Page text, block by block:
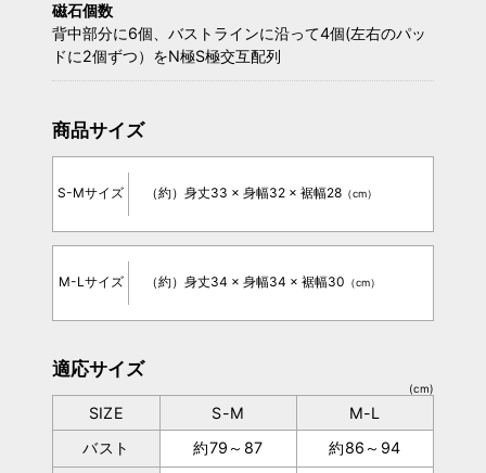
磁石個数
背中部分に6個、バストラインに沿って4個(左右のパッ
ドに2個ずつ）をN極S極交互配列
商品サイズ
S-Mサイズ （約）身丈33 × 身幅32 × 裾幅28（cm）
M-Lサイズ （約）身丈34 × 身幅34 × 裾幅30 （cm）
適応サイズ
(cm)
SIZE S-M
M-L
バスト
約79～87 約86～94